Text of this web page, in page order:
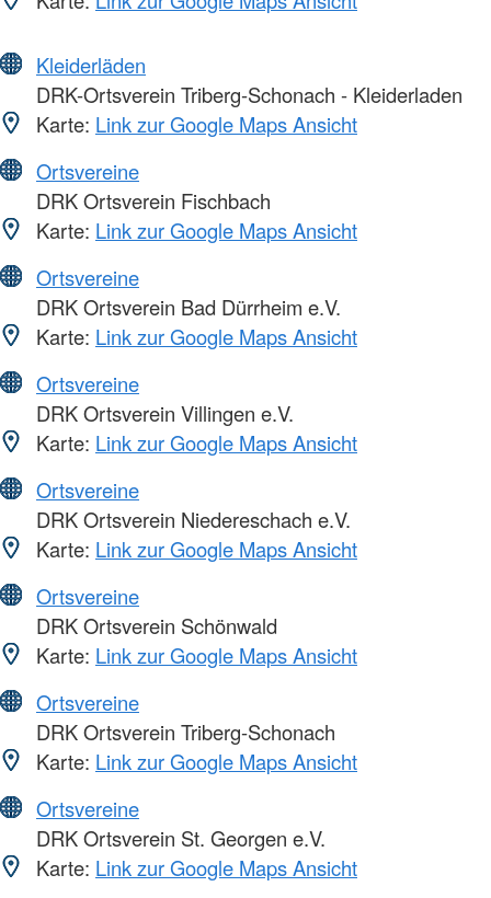
Kleiderläden
DRK-Ortsverein Triberg-Schonach - Kleiderladen
Karte: Link zur Google Maps Ansicht
Ortsvereine
DRK Ortsverein Fischbach
Karte: Link zur Google Maps Ansicht
Ortsvereine
DRK Ortsverein Bad Dürrheim e.V.
Karte: Link zur Google Maps Ansicht
Ortsvereine
DRK Ortsverein Villingen e.V.
Karte: Link zur Google Maps Ansicht
Ortsvereine
DRK Ortsverein Niedereschach e.V.
Karte: Link zur Google Maps Ansicht
Ortsvereine
DRK Ortsverein Schönwald
Karte: Link zur Google Maps Ansicht
Ortsvereine
DRK Ortsverein Triberg-Schonach
Karte: Link zur Google Maps Ansicht
Ortsvereine
DRK Ortsverein St. Georgen e.V.
Karte: Link zur Google Maps Ansicht